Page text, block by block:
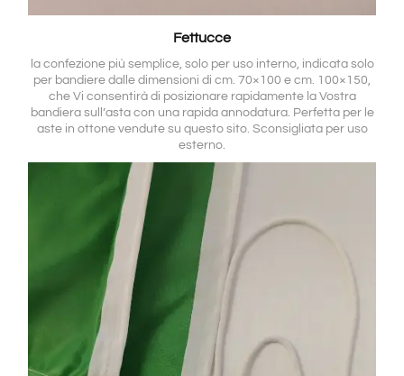
Fettucce
la confezione più semplice, solo per uso interno, indicata solo
per bandiere dalle dimensioni di cm. 70×100 e cm. 100×150,
che Vi consentirà di posizionare rapidamente la Vostra
bandiera sull’asta con una rapida annodatura. Perfetta per le
aste in ottone vendute su questo sito. Sconsigliata per uso
esterno.